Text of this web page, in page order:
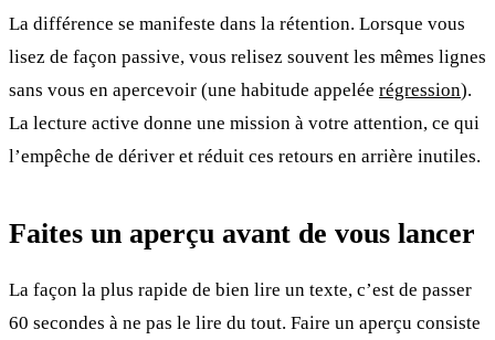
La différence se manifeste dans la rétention. Lorsque vous
lisez de façon passive, vous relisez souvent les mêmes lignes
sans vous en apercevoir (une habitude appelée régression).
La lecture active donne une mission à votre attention, ce qui
l’empêche de dériver et réduit ces retours en arrière inutiles.
Faites un aperçu avant de vous lancer
La façon la plus rapide de bien lire un texte, c’est de passer
60 secondes à ne pas le lire du tout. Faire un aperçu consiste